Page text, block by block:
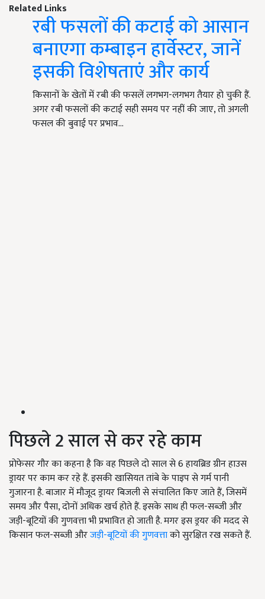
Related Links
रबी फसलों की कटाई को आसान
बनाएगा कम्बाइन हार्वेस्टर, जानें
इसकी विशेषताएं और कार्य
किसानों के खेतों में रबी की फसलें लगभग-लगभग तैयार हो चुकी हैं.
अगर रबी फसलों की कटाई सही समय पर नहीं की जाए, तो अगली
फसल की बुवाई पर प्रभाव…
पिछले 2 साल से कर रहे काम
प्रोफेसर गौर का कहना है कि वह पिछले दो साल से 6 हायब्रिड ग्रीन हाउस
ड्रायर पर काम कर रहे हैं. इसकी खासियत तांबे के पाइप से गर्म पानी
गुजारना है. बाजार में मौजूद ड्रायर बिजली से संचालित किए जाते हैं, जिसमें
समय और पैसा, दोनों अधिक खर्च होते हैं. इसके साथ ही फल-सब्जी और
जड़ी-बूटियों की गुणवत्ता भी प्रभावित हो जाती है. मगर इस ड्रयर की मदद से
किसान फल-सब्जी औरजड़ी-बूटियों की गुणवत्ताको सुरक्षित रख सकते हैं.